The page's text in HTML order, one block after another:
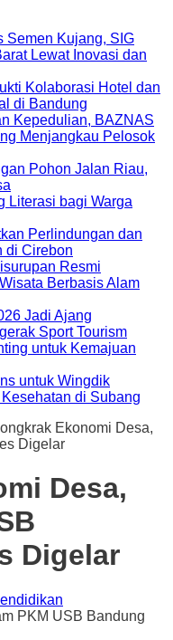
Semen Kujang, SIG
Lewat Inovasi dan
Kolaborasi Hotel dan
di Bandung
Kepedulian, BAZNAS
Menjangkau Pelosok
Pohon Jalan Riau,
Literasi bagi Warga
Perlindungan dan
di Cirebon
Resmi
Berbasis Alam
Jadi Ajang
Sport Tourism
untuk Kemajuan
untuk Wingdik
di Subang
Ekonomi Desa,
Digelar
Desa,
Digelar